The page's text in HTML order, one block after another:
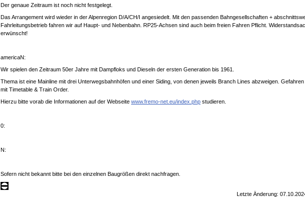
Der genaue Zeitraum ist noch nicht festgelegt.
Das Arrangement wird wieder in der Alpenregion D/A/CH/I angesiedelt. Mit den passenden Bahngesellschaften +
Fahrleitungsbetrieb fahren wir auf Haupt- und Nebenbahn. RP25-Achsen sind auch beim freien Fahren Pflicht.
erwünscht!
americaN:
Wir spielen den Zeitraum 50er Jahre mit Dampfloks und Dieseln der ersten Generation bis 1961.
Thema ist eine Mainline mit drei Unterwegsbahnhöfen und einer Siding, von denen jeweils Branch Lines abzweigen.
mit Timetable & Train Order.
Hierzu bitte vorab die Informationen auf der Webseite www.fremo-net.eu/index.php studieren.
0:
N:
Sofern nicht bekannt bitte bei den einzelnen Baugrößen direkt nachfragen.
Letzte Änderung: